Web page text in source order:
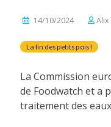
14/10/2024 Alix
La fin des petits pois !
La Commission
de Foodwatch et a
traitement des